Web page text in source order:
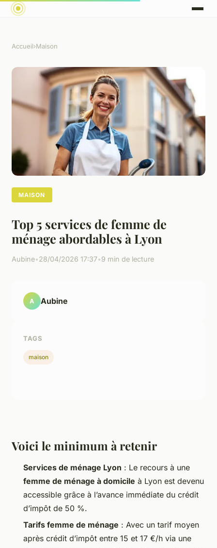
Accueil›Maison
MAISON
Top 5 services de femme de
ménage abordables à Lyon
Aubine•28/04/2026 17:37•9 min de lecture
Voici le minimum à retenir
Services de ménage Lyon : Le recours à une
femme de ménage à domicile à Lyon est devenu
accessible grâce à l’avance immédiate du crédit
d’impôt de 50 %.
Tarifs femme de ménage : Avec un tarif moyen
après crédit d’impôt entre 15 et 17 €/h via une
A Aubine
TAGS
maison